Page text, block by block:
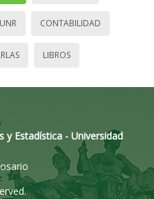
UNR CONTABILIDAD
LIBROS
y Estadística - Universidad